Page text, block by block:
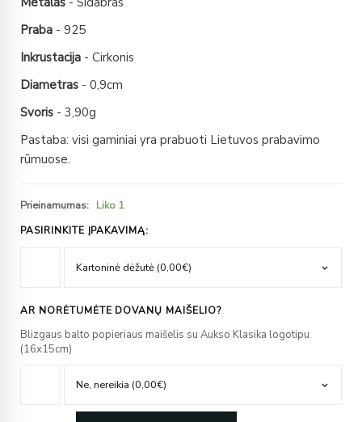
Praba - 925
Inkrustacija - Cirkonis
Diametras - 0,9cm
Svoris - 3,90g
Pastaba: visi gaminiai yra prabuoti Lietuvos prabavimo
rūmuose.
Prieinamumas: Liko 1
PASIRINKITE ĮPAKAVIMĄ:
AR NORĖTUMĖTE DOVANŲ MAIŠELIO?
Blizgaus balto popieriaus maišelis su Aukso Klasika logotipu
(16x15cm)